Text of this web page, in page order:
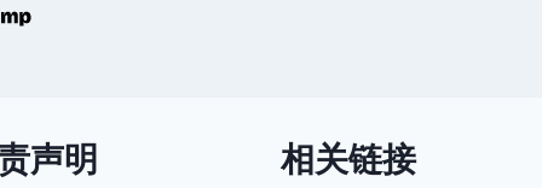
声明 相关链接